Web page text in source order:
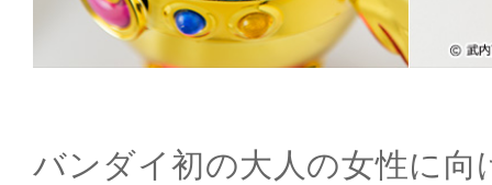
バンダイ初の大人の女性に向